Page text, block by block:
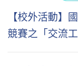
【校外活動】
競賽之「交流